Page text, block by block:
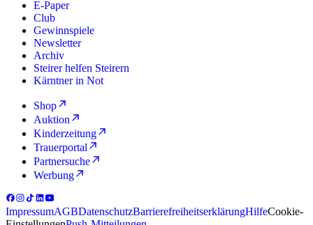
E-Paper
Club
Gewinnspiele
Newsletter
Archiv
Steirer helfen Steirern
Kärntner in Not
Shop
Auktion
Kinderzeitung
Trauerportal
Partnersuche
Werbung
ImpressumAGBDatenschutzBarrierefreiheitserklärungHilfeCookie-